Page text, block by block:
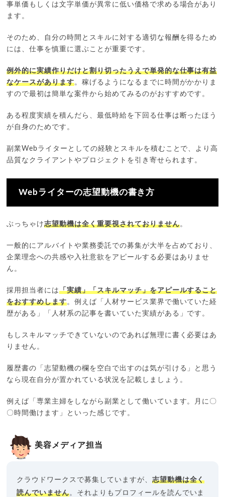
事単価もしくは文字単価が異常に低い価格で求める場合があり
ます。
そのため、自分の時間とスキルに対する適切な報酬を得るため
には、仕事を慎重に選ぶことが重要です。
例外的に実績作りだけと割り切ったうえで単発的な仕事は有益
なケースがあります。稼げるようになるまでに時間がかかりま
すので最初は簡単な案件から始めてみるのがおすすめです。
ある程度実績を積んだら、最低時給を下回る仕事は断ったほう
が自身のためです。
副業Webライターとしての経験とスキルを積むことで、より高
品質なクライアントやプロジェクトを引き寄せられます。
Webライターの志望動機の書き方
ぶっちゃけ志望動機は全く重要視されておりません。
一般的にアルバイトや業務委託での募集が大半を占めており、
企業理念への共感や入社意欲をアピールする必要はありませ
ん。
採用担当者には「実績」「スキルマッチ」をアピールすること
をおすすめします。例えば「人材サービス業界で働いていた経
歴がある」「人材系の記事を書いていた実績がある」です。
もしスキルマッチできていないのであれば無理に書く必要はあ
りません。
履歴書の「志望動機の欄を空白で出すのは気が引ける」と思う
なら現在自分が置かれている状況を記載しましょう。
例えば「専業主婦をしながら副業として働いています。月に〇
〇時間働けます」といった感じです。
美容メディア担当
クラウドワークスで募集していますが、 志望動機は全く
読んでいません。それよりもプロフィールを読んでいま